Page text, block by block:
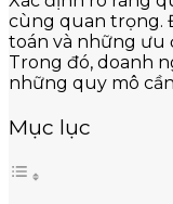
cùng quan trọng.
toán và những ưu
Trong đó, doanh
những quy mô
Mục lục